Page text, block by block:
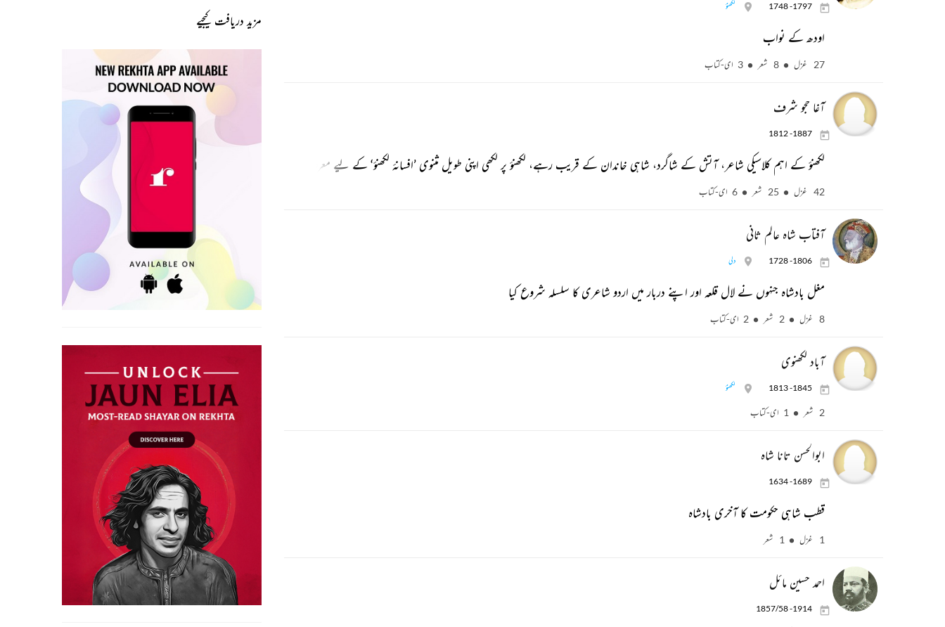
1748 -1797 لکھنؤ
اودھ کے نواب
27 غزل 8 شعر 3 ای-کتاب
آغا حجو شرف
1812 -1887
لکھنؤ کے اہم کلاسیکی شاعر، آتش کے شاگرد، شاہی خاندان کے قریب رہے، لکھنؤ پر لکھی اپنی طویل مثنوی ’افسانۂ لکھنؤ‘ کے لیے معروف
42 غزل 25 شعر 6 ای-کتاب
آفتاب شاہ عالم ثانی
1728 -1806 دلی
مغل بادشاہ جنہوں نے لال قلعہ اور اپنے دربار میں اردو شاعری کا سلسلہ شروع کیا
8 غزل 2 شعر 2 ای-کتاب
آباد لکھنوی
1813 -1845 لکھنؤ
2 شعر 1 ای-کتاب
ابوالحسن تانا شاہ
1634 -1689
قطب شاہی حکومت کا آخری بادشاہ
1 غزل 1 شعر
احمد حسین مائل
1857/58 -1914
مزید دریافت کیجیے